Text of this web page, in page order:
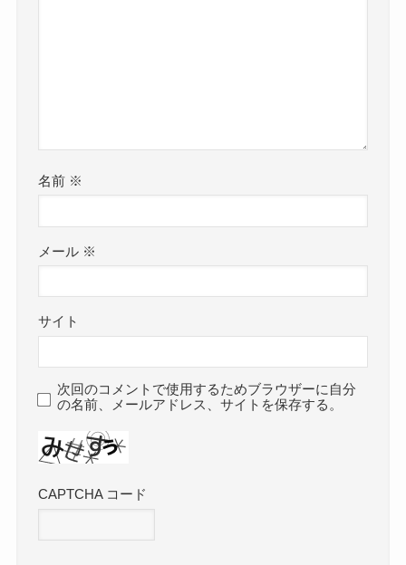
名前 ※
メール ※
サイト
次回のコメントで使用するためブラウザーに自分
の名前、メールアドレス、サイトを保存する。
CAPTCHA コード